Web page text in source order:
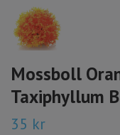
Mossboll
Taxiphyllum
35 kr